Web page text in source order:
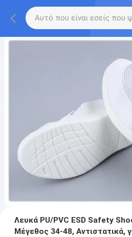
Λευκά PU/PVC ESD Safety
Μέγεθος 34-48, Αντιστατικά,